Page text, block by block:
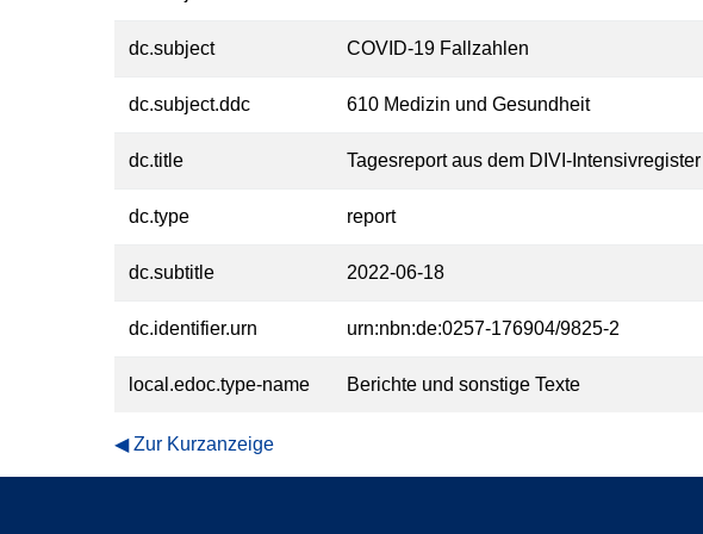
dc.subject COVID-19 Fallzahlen
dc.subject.ddc 610 Medizin und Gesundheit
dc.title Tagesreport aus dem DIVI-Intensivregister
dc.type report
dc.subtitle 2022-06-18
dc.identifier.urn urn:nbn:de:0257-176904/9825-2
local.edoc.type-name Berichte und sonstige Texte
Zur Kurzanzeige